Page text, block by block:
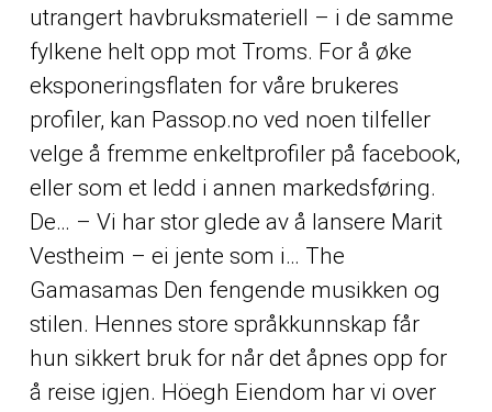
utrangert havbruksmateriell – i de samme
fylkene helt opp mot Troms. For å øke
eksponeringsflaten for våre brukeres
profiler, kan Passop.no ved noen tilfeller
velge å fremme enkeltprofiler på facebook,
eller som et ledd i annen markedsføring.
De… – Vi har stor glede av å lansere Marit
Vestheim – ei jente som i… The
Gamasamas Den fengende musikken og
stilen. Hennes store språkkunnskap får
hun sikkert bruk for når det åpnes opp for
å reise igjen. Höegh Eiendom har vi over